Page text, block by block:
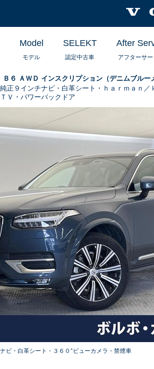
Model
モデル
SELEKT
認定中古車
After
アフターサー
Ｂ６ ＡＷＤ インスクリプション（デニムブルー
正９インチナビ・白革シート・ｈａｒｍａｎ
Ｖ・パワーバックドア
ビ・白革シート・３６０°ビューカメラ・禁煙車